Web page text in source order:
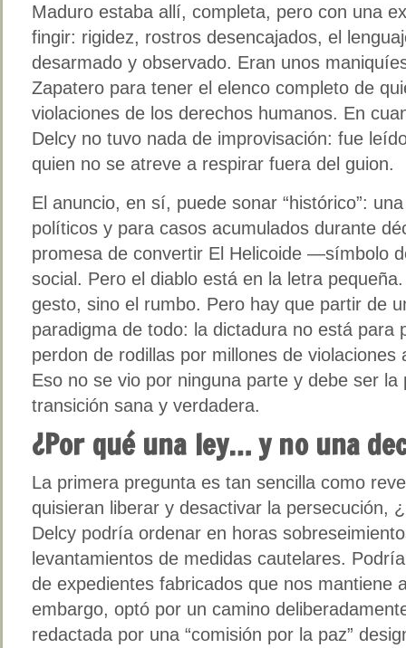
Maduro estaba allí, completa, pero con una
fingir: rigidez, rostros desencajados, el
desarmado y observado. Eran unos
Zapatero para tener el elenco completo de
violaciones de los derechos humanos. En
Delcy no tuvo nada de improvisación: fue
quien no se atreve a respirar fuera del guion.
El anuncio, en sí, puede sonar “histórico”:
políticos y para casos acumulados durante
promesa de convertir El Helicoide —símbolo
social. Pero el diablo está en la letra
gesto, sino el rumbo. Pero hay que partir de
paradigma de todo: la dictadura no está para
perdon de rodillas por millones de
Eso no se vio por ninguna parte y debe ser la
transición sana y verdadera.
¿Por qué una ley… y no una
La primera pregunta es tan sencilla como
quisieran liberar y desactivar la persecución,
Delcy podría ordenar en horas
levantamientos de medidas cautelares.
de expedientes fabricados que nos mantiene
embargo, optó por un camino
redactada por una “comisión por la paz”